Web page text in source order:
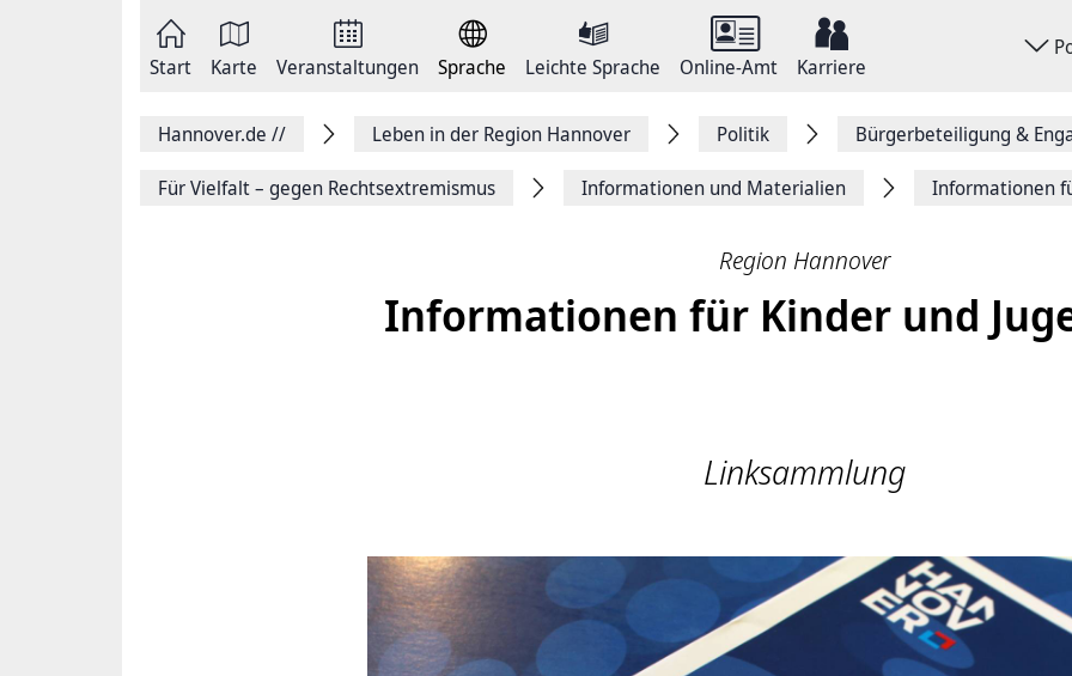
Start Karte Veranstaltungen Sprache Leichte Sprache Online-Amt Karriere
Hannover.de // Leben in der Region Hannover Politik Bürgerbeteiligung &
Für Vielfalt – gegen Rechtsextremismus Informationen und Materialien Informationen
Region Hannover
Informationen für Kinder und
Linksammlung